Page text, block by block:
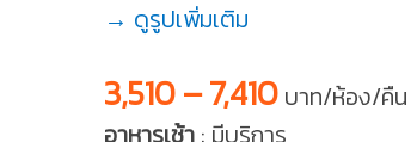
→ ดูรูปเพิ่มเติม
3,510 – 7,410 บาท/ห้อง/คืน
อาหารเช้า : มีบริการ